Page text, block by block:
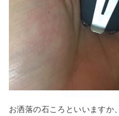
お洒落の石ころといいますか